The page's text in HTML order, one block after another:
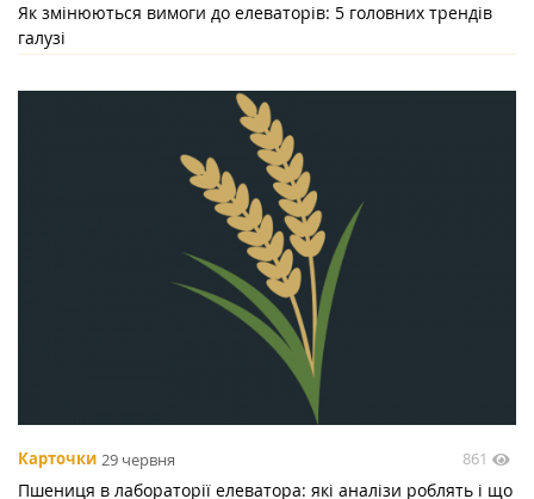
Як змінюються вимоги до елеваторів: 5 головних трендів
галузі
Карточки 29 червня 861
Пшениця в лабораторії елеватора: які аналізи роблять і що